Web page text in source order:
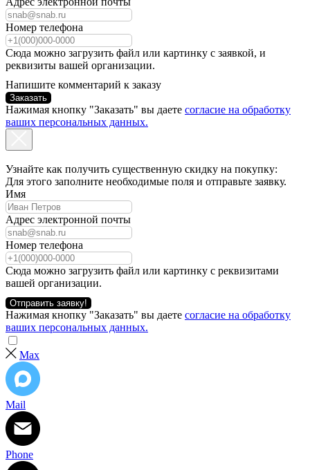
Номер телефона
Сюда можно загрузить файл или картинку с заявкой, и
реквизиты вашей организации.
Напишите комментарий к заказу
Заказать
Нажимая кнопку "Заказать" вы даете согласие на обработку
ваших персональных данных.
Узнайте как получить существенную скидку на покупку:
Для этого заполните необходимые поля и отправьте заявку.
Имя
Адрес электронной почты
Номер телефона
Сюда можно загрузить файл или картинку с реквизитами
вашей организации.
Отправить заявку!
Нажимая кнопку "Заказать" вы даете согласие на обработку
ваших персональных данных.
Max
Mail
Phone